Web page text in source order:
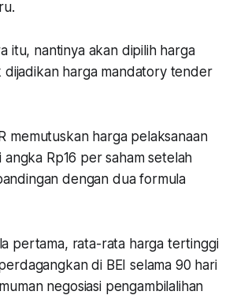
itu, nantinya akan dipilih harga
harga mandatory tender
memutuskan harga pelaksanaan
Rp16 per saham setelah
dengan dua formula
pertama, rata-rata harga tertinggi
di BEI selama 90 hari
negosiasi pengambilalihan